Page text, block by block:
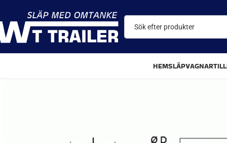
HEMSLÄPVAGNAR